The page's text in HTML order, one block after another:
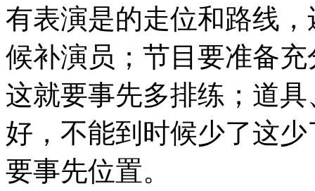
有表演是的走位和路线
候补演员；节目要准备
这就要事先多排练；道
好，不能到时候少了这
要事先位置。